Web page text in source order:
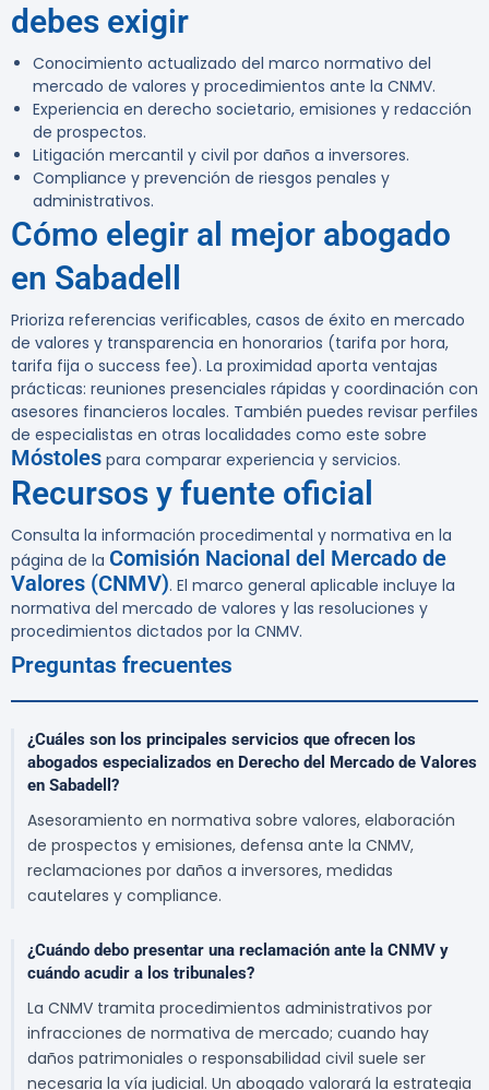
debes exigir
Conocimiento actualizado del marco normativo del
mercado de valores y procedimientos ante la CNMV.
Experiencia en derecho societario, emisiones y redacción
de prospectos.
Litigación mercantil y civil por daños a inversores.
Compliance y prevención de riesgos penales y
administrativos.
Cómo elegir al mejor abogado
en Sabadell
Prioriza referencias verificables, casos de éxito en mercado
de valores y transparencia en honorarios (tarifa por hora,
tarifa fija o success fee). La proximidad aporta ventajas
prácticas: reuniones presenciales rápidas y coordinación con
asesores financieros locales. También puedes revisar perfiles
de especialistas en otras localidades como este sobre
Móstoles para comparar experiencia y servicios.
Recursos y fuente oficial
Consulta la información procedimental y normativa en la
página de la Comisión Nacional del Mercado de
Valores (CNMV). El marco general aplicable incluye la
normativa del mercado de valores y las resoluciones y
procedimientos dictados por la CNMV.
Preguntas frecuentes
¿Cuáles son los principales servicios que ofrecen los
abogados especializados en Derecho del Mercado de Valores
en Sabadell?
Asesoramiento en normativa sobre valores, elaboración
de prospectos y emisiones, defensa ante la CNMV,
reclamaciones por daños a inversores, medidas
cautelares y compliance.
¿Cuándo debo presentar una reclamación ante la CNMV y
cuándo acudir a los tribunales?
La CNMV tramita procedimientos administrativos por
infracciones de normativa de mercado; cuando hay
daños patrimoniales o responsabilidad civil suele ser
necesaria la vía judicial. Un abogado valorará la estrategia